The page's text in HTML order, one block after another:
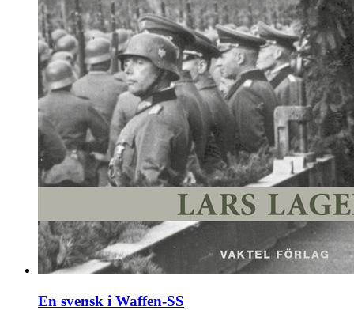
En svensk i Waffen-SS